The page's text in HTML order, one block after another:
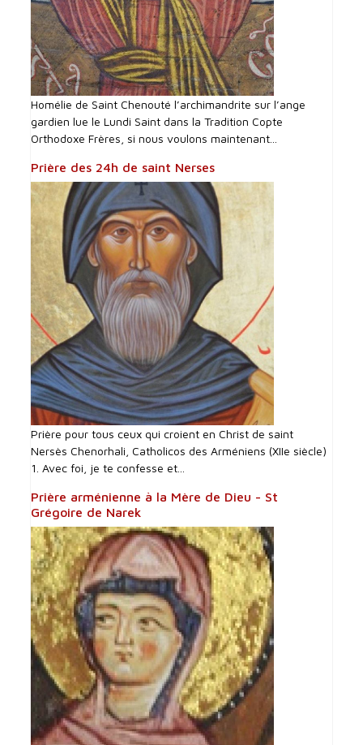
Homélie de Saint Chenouté l’archimandrite sur l’ange
gardien lue le Lundi Saint dans la Tradition Copte
Orthodoxe Frères, si nous voulons maintenant...
Prière des 24h de saint Nerses
Prière pour tous ceux qui croient en Christ de saint
Nersès Chenorhali, Catholicos des Arméniens (XIIe siècle)
1. Avec foi, je te confesse et...
Prière arménienne à la Mère de Dieu - St
Grégoire de Narek